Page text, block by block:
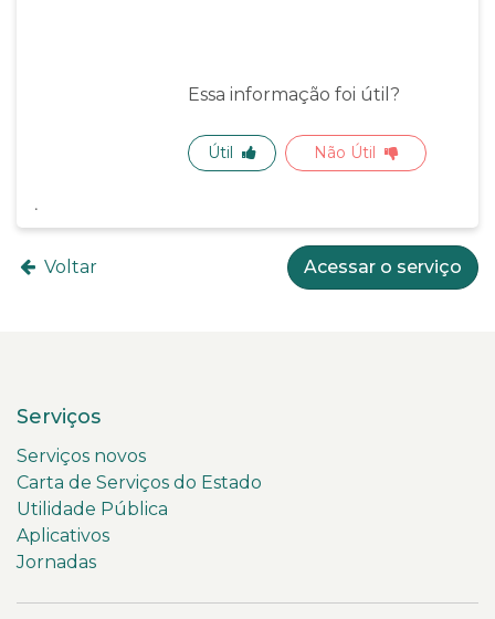
Essa informação foi útil?
Útil Não Útil
Voltar Acessar o serviço
Serviços
Serviços novos
Carta de Serviços do Estado
Utilidade Pública
Aplicativos
Jornadas